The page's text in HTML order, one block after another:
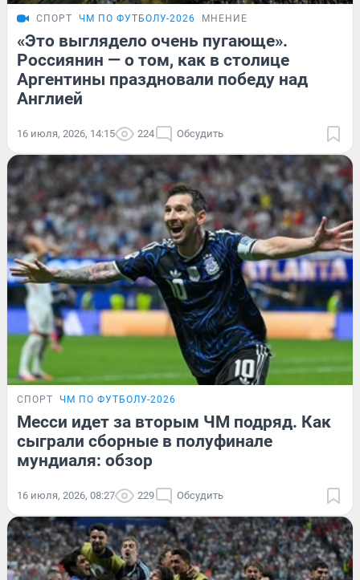
СПОРТ ЧМ ПО ФУТБОЛУ-2026 МНЕНИЕ
«Это выглядело очень пугающе».
Россиянин — о том, как в столице
Аргентины праздновали победу над
Англией
16 июля, 2026, 14:15 224 Обсудить
СПОРТ ЧМ ПО ФУТБОЛУ-2026
Месси идет за вторым ЧМ подряд. Как
сыграли сборные в полуфинале
мундиаля: обзор
16 июля, 2026, 08:27 229 Обсудить